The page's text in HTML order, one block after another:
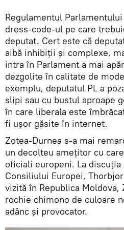
Regulamentul
dress-code-ul pe care
deputat. Cert este că
aibă inhibiții și complexe,
intra în Parlament a mai
dezgolite în calitate de
exemplu, deputatul PL a
slipi sau cu bustul aproape
în care liberala este
fi ușor găsite în internet.
Zotea-Durnea s-a mai
un decolteu amețitor cu
oficiali europeni. La
Consiliului Europei,
vizită în Republica Moldova,
rochie chimono de culoare
adânc și provocator.